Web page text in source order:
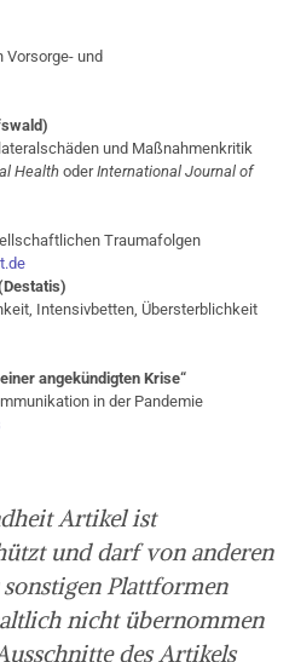
Vorsorge- und
und Maßnahmenkritik
Health oderInternational Journal of
Traumafolgen
Intensivbetten, Übersterblichkeit
angekündigten Krise“
in der Pandemie
Artikel ist
und darf von anderen
Plattformen
nicht übernommen
des Artikels